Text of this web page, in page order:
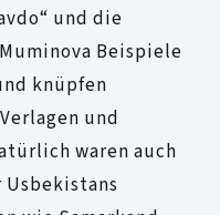
und die
Beispiele
knüpfen
und
waren auch